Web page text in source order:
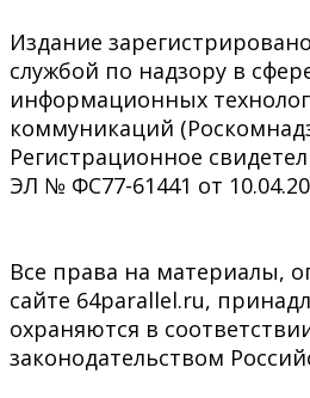
Издание
службой по надзору в
информационных
коммуникаций
Регистрационное
ЭЛ № ФС77-61441 от
Все права на материалы,
сайте 64parallel.ru,
охраняются в
законодательством